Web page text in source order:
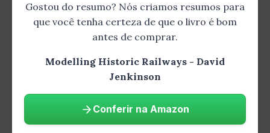
Projetos Inspiradores
Para inspirar os leitores, o livro apresenta
uma série de projetos de modelagem
ferroviária, desde pequenas cenas até layouts
completos. Cada projeto é cuidadosamente
Gostou do resumo? Nós criamos resumos para
que você tenha certeza de que o livro é bom
antes de comprar.
Modelling Historic Railways - David
Jenkinson
Conferir na Amazon